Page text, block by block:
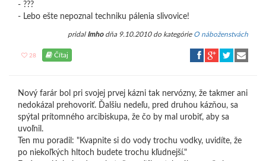
- ???
- Lebo ešte nepoznal techniku pálenia slivovice!
pridal Imhodňa 9.10.2010 do kategórie O náboženstvách
28 Čítaj
Nový farár bol pri svojej prvej kázni tak nervózny, že takmer ani
nedokázal prehovoriť. Ďalšiu nedeľu, pred druhou kázňou, sa
spýtal prítomného arcibiskupa, že čo by mal urobiť, aby sa
uvoľnil.
Ten mu poradil: "Kvapnite si do vody trochu vodky, uvidíte, že
po niekoľkých hltoch budete trochu kľudnejší."